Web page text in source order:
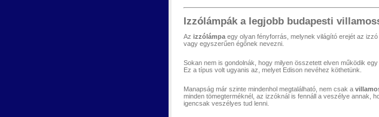
Izzólámpák a legjobb budapesti
Az izzólámpa egy olyan fényforrás, melynek világító erejét az
vagy egyszerűen égőnek nevezni.
Sokan nem is gondolnák, hogy milyen összetett elven működik
Ez a típus volt ugyanis az, melyet Edison nevéhez köthetünk.
Manapság már szinte mindenhol megtalálható, nem csak a
minden tömegterméknél, az izzóknál is fennáll a veszélye annak,
igencsak veszélyes tud lenni.